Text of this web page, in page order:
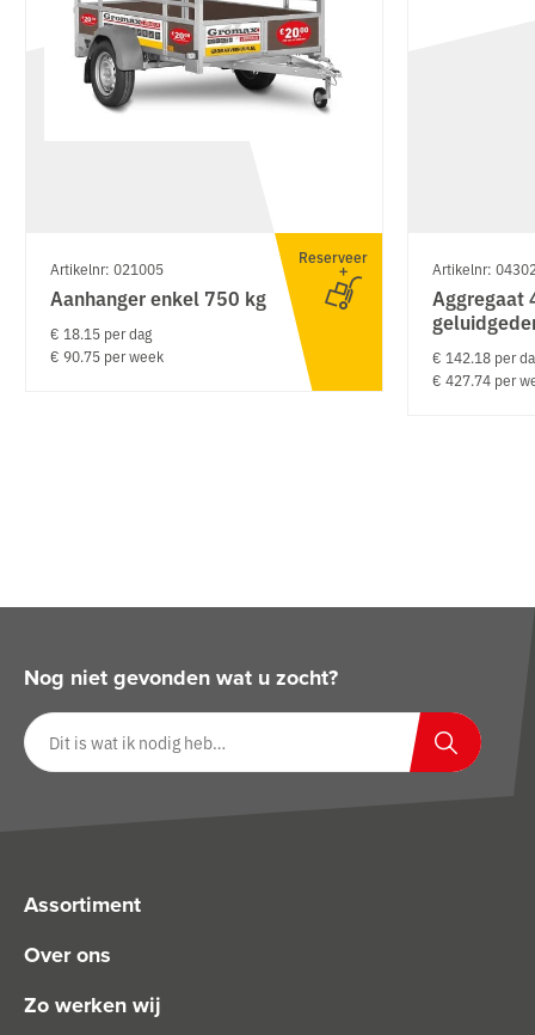
Artikelnr: 021005
Aanhanger enkel 750 kg
€ 18.15 per dag
€ 90.75 per week
Reserveer
Artikelnr:
Aggregaat
€ 142.18 per
€ 427.74 per
Nog niet gevonden wat u zocht?
Zoeken op website
Zoeken
Assortiment
Over ons
Zo werken wij